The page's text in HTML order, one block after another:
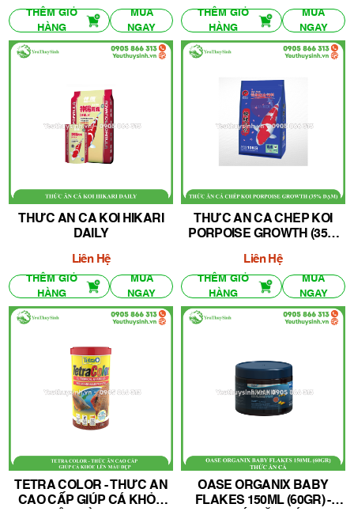
THÊM GIỎ
HÀNG
MUA
NGAY
THÊM GIỎ
HÀNG
MUA
NGAY
THỨC ĂN CÁ KOI HIKARI
DAILY
Liên Hệ
THÊM GIỎ
HÀNG
MUA
NGAY
THỨC ĂN CÁ CHÉP KOI
PORPOISE GROWTH (35%
Liên Hệ
THÊM GIỎ
HÀNG
MUA
NGAY
TETRA COLOR - THỨC ĂN
CAO CẤP GIÚP CÁ KHỎE
OASE ORGANIX BABY
FLAKES 150ML (60GR) -